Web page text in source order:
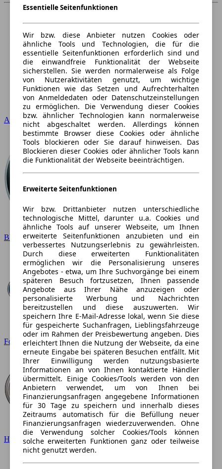
Audi
BMW
Ford
Hyundai
Essentielle Seitenfunktionen
Wir bzw. diese Anbieter nutzen Cookies oder
ähnliche Tools und Technologien, die für die
essentielle Seitenfunktionen erforderlich sind und
die einwandfreie Funktionalität der Webseite
sicherstellen. Sie werden normalerweise als Folge
von Nutzeraktivitäten genutzt, um wichtige
Funktionen wie das Setzen und Aufrechterhalten
von Anmeldedaten oder Datenschutzeinstellungen
zu ermöglichen. Die Verwendung dieser Cookies
bzw. ähnlicher Technologien kann normalerweise
nicht abgeschaltet werden. Allerdings können
bestimmte Browser diese Cookies oder ähnliche
Tools blockieren oder Sie darauf hinweisen. Das
Blockieren dieser Cookies oder ähnlicher Tools kann
die Funktionalität der Webseite beeinträchtigen.
Erweiterte Seitenfunktionen
Wir bzw. Drittanbieter nutzen unterschiedliche
technologische Mittel, darunter u.a. Cookies und
ähnliche Tools auf unserer Webseite, um Ihnen
erweiterte Seitenfunktionen anzubieten und ein
verbessertes Nutzungserlebnis zu gewährleisten.
Durch diese erweiterten Funktionalitäten
ermöglichen wir die Personalisierung unseres
Angebotes - etwa, um Ihre Suchvorgänge bei einem
späteren Besuch fortzusetzen, Ihnen passende
Angebote aus Ihrer Nähe anzuzeigen oder
personalisierte Werbung und Nachrichten
bereitzustellen und diese auszuwerten. Wir
speichern Ihre E-Mail-Adresse lokal, wenn Sie diese
für gespeicherte Suchanfragen, Lieblingsfahrzeuge
oder im Rahmen der Preisbewertung angeben. Dies
erleichtert Ihnen die Nutzung der Webseite, da eine
erneute Eingabe bei späteren Besuchen entfällt. Mit
Ihrer Einwilligung werden nutzungsbasierte
Informationen an von Ihnen kontaktierte Händler
übermittelt. Einige Cookies/Tools werden von den
Anbietern verwendet, um von Ihnen bei
Finanzierungsanfragen angegebene Informationen
für 30 Tage zu speichern und innerhalb dieses
Zeitraums automatisch für die Befüllung neuer
Finanzierungsanfragen wiederzuverwenden. Ohne
die Verwendung solcher Cookies/Tools können
solche erweiterten Funktionen ganz oder teilweise
nicht genutzt werden.